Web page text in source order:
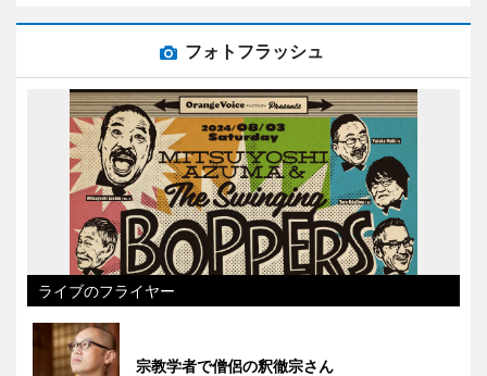
フォトフラッシュ
ライブのフライヤー
宗教学者で僧侶の釈徹宗さん